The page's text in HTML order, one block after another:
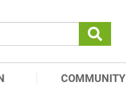
COMMUNITY